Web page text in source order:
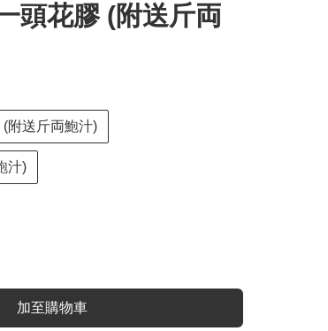
頭花膠 (附送斤両
(附送斤両鮑汁)
汁)
加至購物車